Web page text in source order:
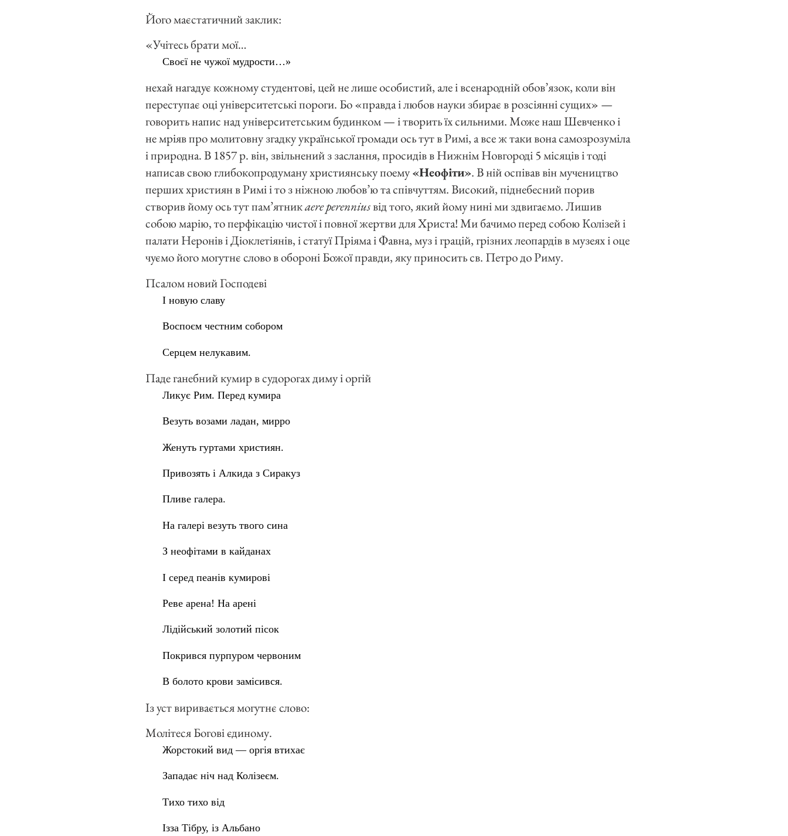
Його маєстатичний заклик:
«Учітесь брати мої…
Своєї не чужої мудрости…»
нехай нагадує кожному студентові, цей не лише особистий, але і всенародній обов’язок, коли він
переступає оці університетські пороги. Бо «правда і любов науки збирає в розсіянні сущих» —
говорить напис над університетським будинком — і творить їх сильними. Може наш Шевченко і
не мріяв про молитовну згадку української громади ось тут в Римі, а все ж таки вона самозрозуміла
і природна. В 1857 р. він, звільнений з заслання, просидів в Нижнім Новгороді 5 місяців і тоді
написав свою глибокопродуману християнську поему«Неофіти». В ній оспівав він мучеництво
перших християн в Римі і то з ніжною любов’ю та співчуттям. Високий, піднебесний порив
створив йому ось тут пам’ятникaere perenniusвід того, який йому нині ми здвигаємо. Лишив
собою марію, то перфікацію чистої і повної жертви для Христа! Ми бачимо перед собою Колізей і
палати Неронів і Діоклетіянів, і статуї Пріяма і Фавна, муз і грацій, грізних леопардів в музеях і оце
чуємо його могутнє слово в обороні Божої правди, яку приносить св. Петро до Риму.
Псалом новий Господеві
І новую славу
Воспоєм честним собором
Серцем нелукавим.
Паде ганебний кумир в судорогах диму і оргій
Ликує Рим. Перед кумира
Везуть возами ладан, мирро
Женуть гуртами християн.
Привозять і Алкида з Сиракуз
Пливе галера.
На галері везуть твого сина
З неофітами в кайданах
І серед пеанів кумирові
Реве арена! На арені
Лідійський золотий пісок
Покрився пурпуром червоним
В болото крови замісився.
Із уст виривається могутнє слово:
Молітеся Богові єдиному.
Жорстокий вид — оргія втихає
Западає ніч над Колізеєм.
Тихо тихо від
Ізза Тібру, із Альбано